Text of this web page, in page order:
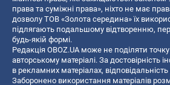
права та суміжні права», ніхто не має
дозволу ТОВ «Золота середина» їх
підлягають подальшому відтворенню,
будь-якій формі.
Редакція OBOZ.UA може не поділяти
авторському матеріалі. За достовірність
в рекламних матеріалах,
Заборонено використання матеріалів